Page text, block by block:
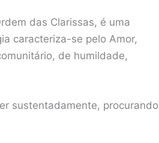
das Clarissas, é uma
caracteriza-se pelo Amor,
de humildade,
sustentadamente, procurando